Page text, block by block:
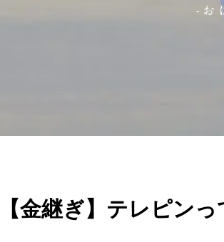
-お
【金継ぎ】テレピンっ